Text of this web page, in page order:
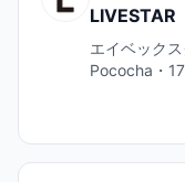
LIVESTAR
エイベック
Pococha・